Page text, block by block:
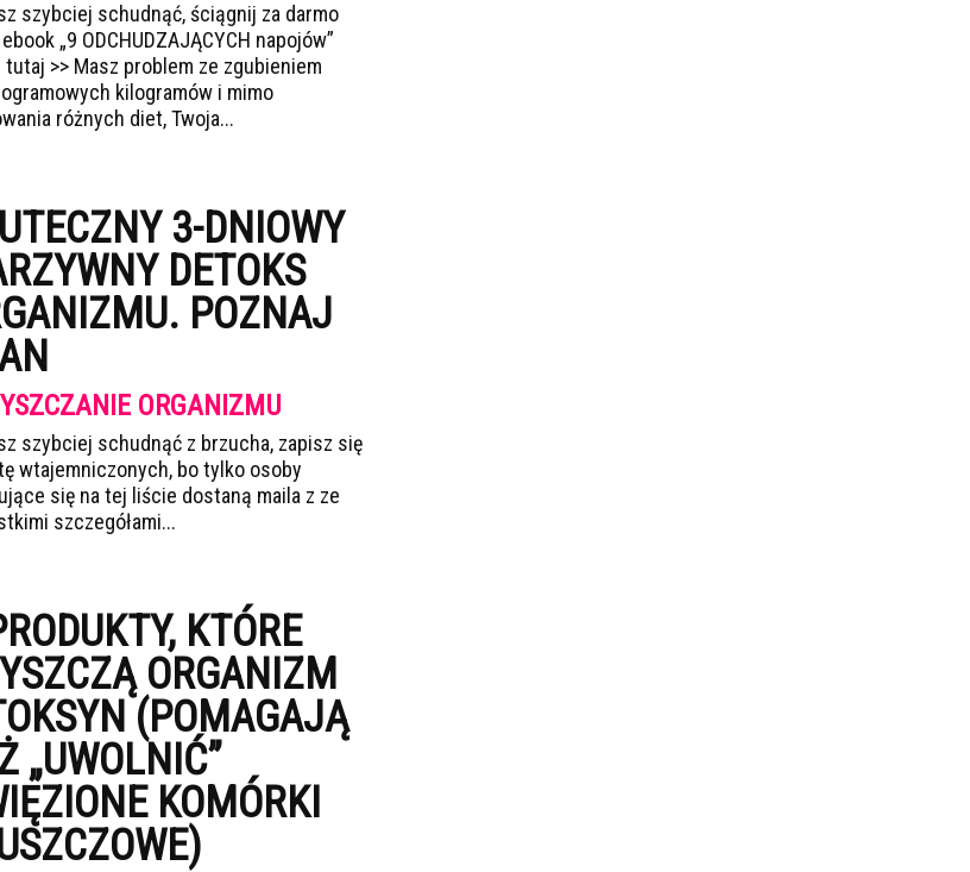
szybciej schudnąć, ściągnij za darmo
„9 ODCHUDZAJĄCYCH napojów”
tutaj >> Masz problem ze zgubieniem
kilogramów i mimo
różnych diet, Twoja...
3-DNIOWY
DETOKS
POZNAJ
ORGANIZMU
szybciej schudnąć z brzucha, zapisz się
wtajemniczonych, bo tylko osoby
się na tej liście dostaną maila z ze
szczegółami...
KTÓRE
ORGANIZM
(POMAGAJĄ
„UWOLNIĆ”
KOMÓRKI